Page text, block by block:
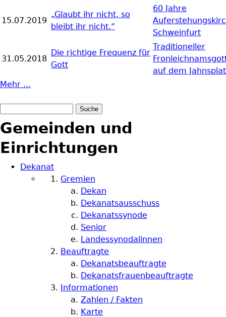
15.07.2019
„Glaubt ihr nicht, so
bleibt ihr nicht.“
60 Jahre
Schweinfurt
31.05.2018
Die richtige Frequenz für
Gott
Traditioneller
auf dem
Mehr ...
Suchformular
Gemeinden und
Einrichtungen
Dekanat
Gremien
Dekan
Dekanatsausschuss
Dekanatssynode
Senior
Landessynodalinnen
Beauftragte
Dekanatsbeauftragte
Dekanatsfrauenbeauftragte
Informationen
Zahlen / Fakten
Karte